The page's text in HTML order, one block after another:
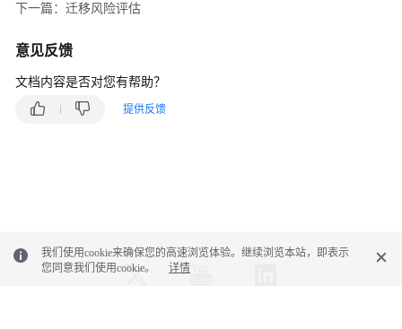
下一篇：迁移风险评估
意见反馈
文档内容是否对您有帮助？
提供反馈
我们使用cookie来确保您的高速浏览体验。继续浏览本站，即表示
您同意我们使用cookie。
详情